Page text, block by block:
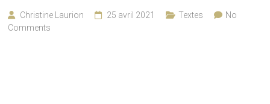
Christine Laurion 25 avril 2021 Textes
No
Comments